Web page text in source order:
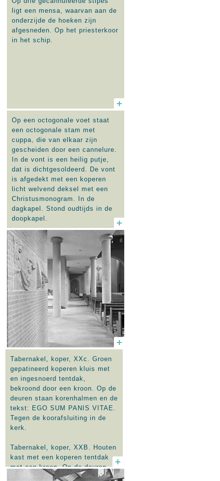
ligt een mensa, waarvan aan de
onderzijde de hoeken zijn
afgesneden. Op het priesterkoor
in het schip.
Op een octogonale voet staat
een octogonale stam met
cuppa, die van elkaar zijn
gescheiden door een cannelure.
In de vont is een heilig putje,
dat is dichtgesoldeerd. De vont
is afgedekt met een koperen
licht welvend deksel met een
Christusmonogram. In de
dagkapel. Stond oudtijds in de
doopkapel.
Tabernakel, koper, XXc. Groen
gepatineerd koperen kluis met
en ingesnoerd tentdak,
bekroond door een kroon. Op de
deuren staan korenhalmen en de
tekst: EGO SUM PANIS VITAE.
Tegen de koorafsluiting in de
kerk.
Tabernakel, koper, XXB. Houten
kast met een koperen tentdak
met een kroon. Op de deuren
zijn koperen platen bevestigd